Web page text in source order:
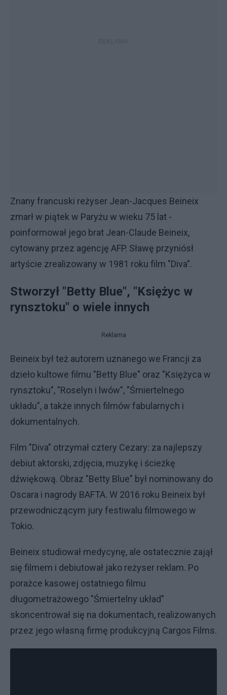
Znany francuski reżyser Jean-Jacques Beineix
zmarł w piątek w Paryżu w wieku 75 lat -
poinformował jego brat Jean-Claude Beineix,
cytowany przez agencję AFP. Sławę przyniósł
artyście zrealizowany w 1981 roku film "Diva".
Stworzył "Betty Blue", "Księżyc w
rynsztoku" o wiele innych
Reklama
Beineix był też autorem uznanego we Francji za
dzieło kultowe filmu "Betty Blue" oraz "Księżyca w
rynsztoku", "Roselyn i lwów", "Śmiertelnego
układu", a także innych filmów fabularnych i
dokumentalnych.
Film "Diva" otrzymał cztery Cezary: za najlepszy
debiut aktorski, zdjęcia, muzykę i ścieżkę
dźwiękową. Obraz "Betty Blue" był nominowany do
Oscara i nagrody BAFTA. W 2016 roku Beineix był
przewodniczącym jury festiwalu filmowego w
Tokio.
Beineix studiował medycynę, ale ostatecznie zajął
się filmem i debiutował jako reżyser reklam. Po
porażce kasowej ostatniego filmu
długometrażowego "Śmiertelny układ"
skoncentrował się na dokumentach, realizowanych
przez jego własną firmę produkcyjną Cargos Films.